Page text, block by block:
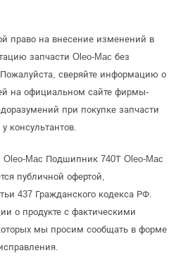
право на внесение изменений в
запчасти Oleo-Mac без
сверяйте информацию о
на официальном сайте фирмы-
при покупке запчасти
консультантов.
Mac Подшипник 740Т Oleo-Mac
публичной офертой,
437 Гражданского кодекса РФ.
о продукте с фактическими
мы просим сообщать в форме